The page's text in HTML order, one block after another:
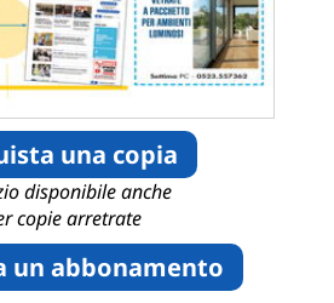
una copia
disponibile anche
copie arretrate
un abbonamento